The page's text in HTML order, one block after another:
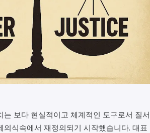
는 보다 현실적이고 체계적인 도구로서 질서
의식속에서 재정의되기 시작했습니다. 대표